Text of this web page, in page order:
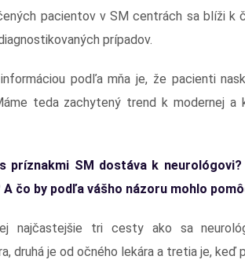
pacientov v SM centrách sa blíži k
prípadov.
podľa mňa je, že pacienti
teda zachytený trend k modernej
príznakmi SM dostáva k
A čo by podľa vášho názoru mohlo
najčastejšie tri cesty ako sa
druhá je od očného lekára a tretia je, keď